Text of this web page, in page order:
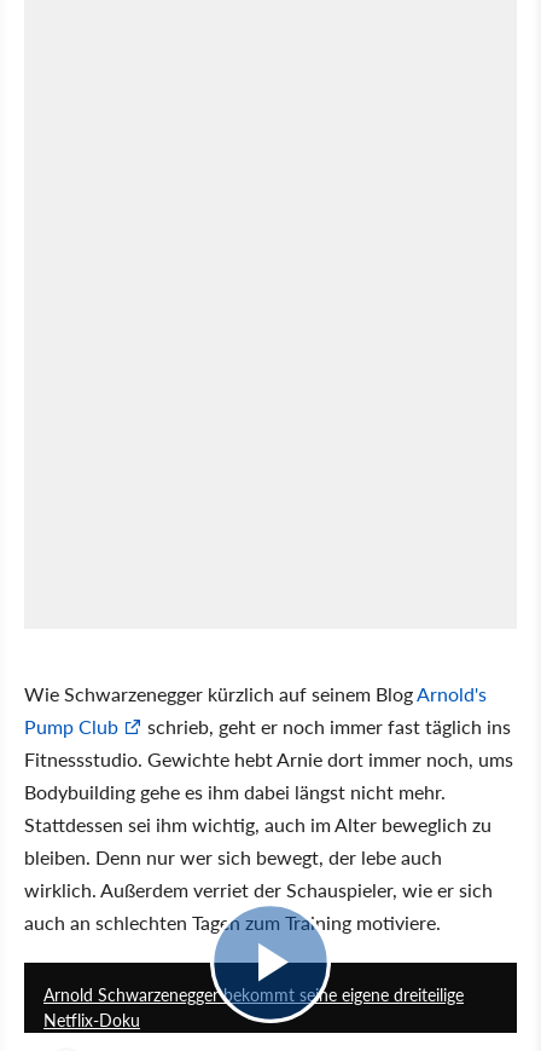
Wie Schwarzenegger kürzlich auf seinem BlogArnold's
Pump Club
schrieb, geht er noch immer fast täglich ins
Fitnessstudio. Gewichte hebt Arnie dort immer noch, ums
Bodybuilding gehe es ihm dabei längst nicht mehr.
Stattdessen sei ihm wichtig, auch im Alter beweglich zu
bleiben. Denn nur wer sich bewegt, der lebe auch
wirklich. Außerdem verriet der Schauspieler, wie er sich
auch an schlechten Tagen zum Training motiviere.
Arnold Schwarzenegger bekommt seine eigene dreiteilige
Netflix-Doku